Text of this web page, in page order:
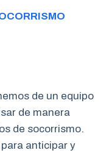
de un equipo
de manera
de socorrismo.
anticipar y